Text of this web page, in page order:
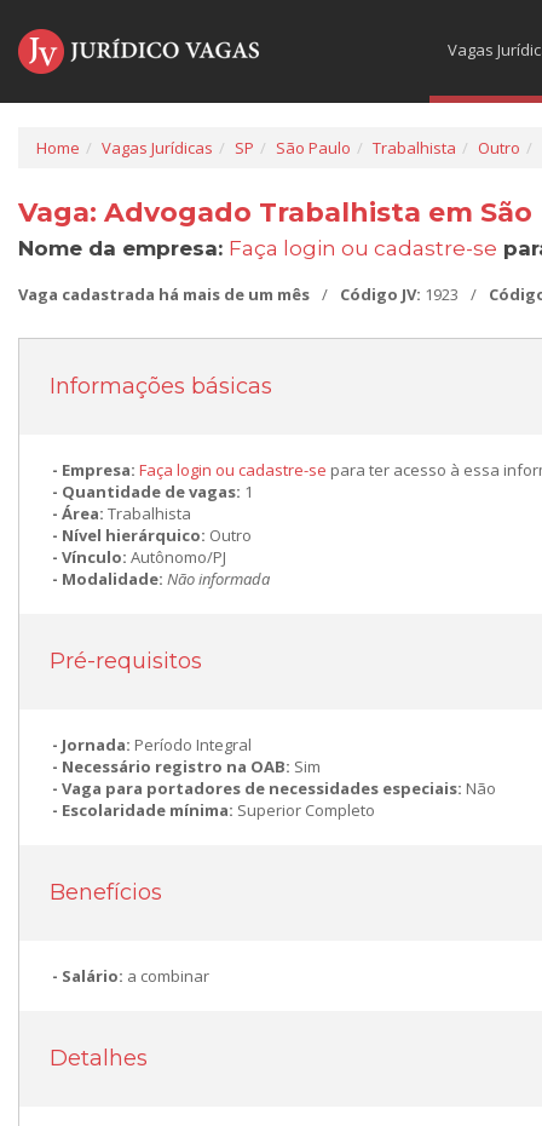
Vagas
Home Vagas Jurídicas SP São Paulo Trabalhista Outro
Vaga: Advogado Trabalhista em São
Nome da empresa: Faça login ou cadastre-se
Vaga cadastrada há mais de um mês / Código JV: 1923 /
Informações básicas
Empresa: Faça login ou cadastre-se para ter acesso à essa
Quantidade de vagas: 1
Área: Trabalhista
Nível hierárquico: Outro
Vínculo: Autônomo/PJ
Modalidade: Não informada
Pré-requisitos
Jornada: Período Integral
Necessário registro na OAB: Sim
Vaga para portadores de necessidades especiais: Não
Escolaridade mínima: Superior Completo
Benefícios
Salário: a combinar
Detalhes